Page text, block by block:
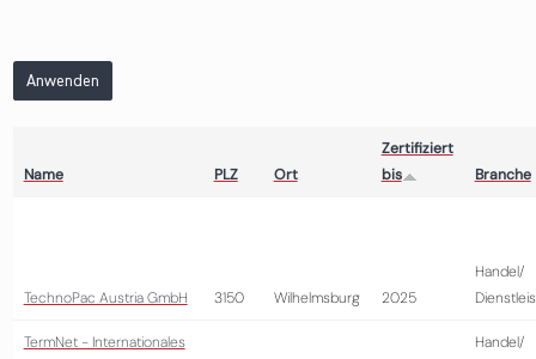
Anwenden
Name PLZ Ort
Zertifiziert
bis
Branche
TechnoPac Austria GmbH 3150 Wilhelmsburg 2025
Handel/
TermNet - Internationales
Handel/